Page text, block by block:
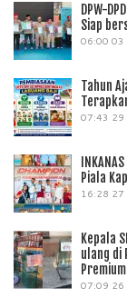
DPW-
Siap
06:00 03
Tahun
07:43 29
Piala
16:28 27
Kepala
ulang di
07:09 26